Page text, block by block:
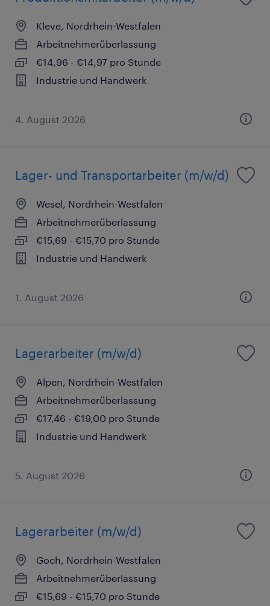
Kleve, Nordrhein-Westfalen
Arbeitnehmerüberlassung
€14,96 - €14,97 pro Stunde
Industrie und Handwerk
4. August 2026
Lager- und Transportarbeiter (m/w/d)
Wesel, Nordrhein-Westfalen
Arbeitnehmerüberlassung
€15,69 - €15,70 pro Stunde
Industrie und Handwerk
1. August 2026
Lagerarbeiter (m/w/d)
Alpen, Nordrhein-Westfalen
Arbeitnehmerüberlassung
€17,46 - €19,00 pro Stunde
Industrie und Handwerk
5. August 2026
Lagerarbeiter (m/w/d)
Goch, Nordrhein-Westfalen
Arbeitnehmerüberlassung
€15,69 - €15,70 pro Stunde